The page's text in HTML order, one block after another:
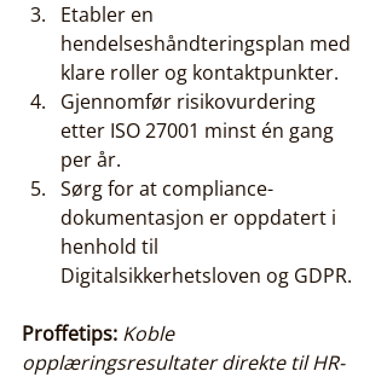
Etabler en
hendelseshåndteringsplan med
klare roller og kontaktpunkter.
Gjennomfør risikovurdering
etter ISO 27001 minst én gang
per år.
Sørg for at compliance-
dokumentasjon er oppdatert i
henhold til
Digitalsikkerhetsloven og GDPR.
Proffetips: Koble
opplæringsresultater direkte til HR-